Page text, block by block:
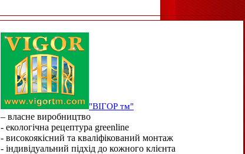
"ВІГОР тм"
– власне виробництво
- екологічна рецептура greenline
- високоякісний та кваліфікований монтаж
- індивідуальний підхід до кожного клієнта